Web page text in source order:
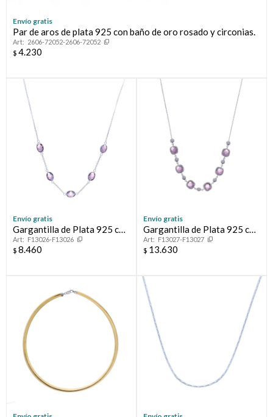
Envío gratis
Par de aros de plata 925 con baño de oro rosado y circonias.
2606-72052-2606-72052
$ 4.230
Envío gratis
Gargantilla de Plata 925 con
Amatista
F13026-F13026
$ 8.460
Envío gratis
Gargantilla de Plata 925 con
Amatista
F13027-F13027
$ 13.630
Compromiso
Día del niño